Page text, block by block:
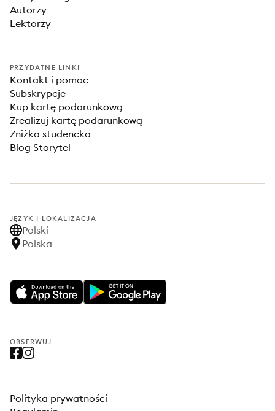
Autorzy
Lektorzy
PRZYDATNE LINKI
Kontakt i pomoc
Subskrypcje
Kup kartę podarunkową
Zrealizuj kartę podarunkową
Zniżka studencka
Blog Storytel
JĘZYK I LOKALIZACJA
Polski
Polska
OBSERWUJ
Polityka prywatności